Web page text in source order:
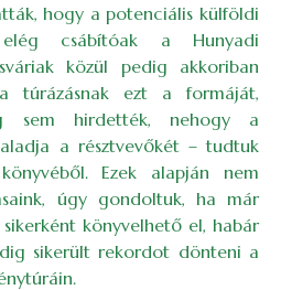
hogy a potenciális külföldi
csábítóak a Hunyadi
közül pedig akkoriban
túrázásnak ezt a formáját,
sem hirdették, nehogy a
a résztvevőkét – tudtuk
Ezek alapján nem
úgy gondoltuk, ha már
sikerként könyvelhető el, habár
sikerült rekordot dönteni a